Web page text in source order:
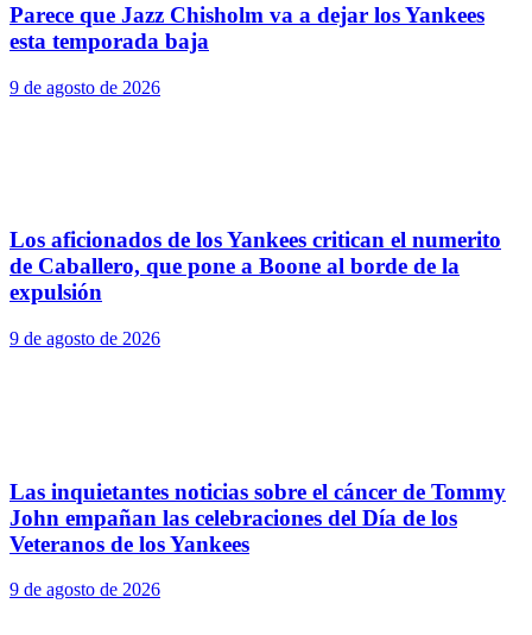
Parece que Jazz Chisholm va a dejar los Yankees
esta temporada baja
9 de agosto de 2026
Los aficionados de los Yankees critican el numerito
de Caballero, que pone a Boone al borde de la
expulsión
9 de agosto de 2026
Las inquietantes noticias sobre el cáncer de Tommy
John empañan las celebraciones del Día de los
Veteranos de los Yankees
9 de agosto de 2026